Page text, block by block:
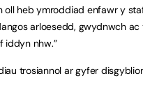
oll heb ymroddiad enfawr y
arloesedd, gwydnwch
iddyn nhw.”
trosiannol ar gyfer